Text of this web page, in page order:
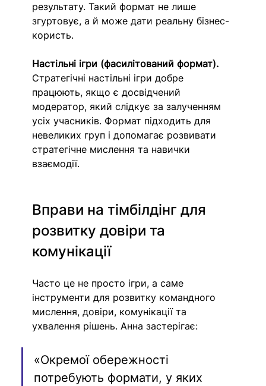
результату. Такий формат не лише
згуртовує, а й може дати реальну бізнес-
користь.
Настільні ігри (фасилітований формат).
Стратегічні настільні ігри добре
працюють, якщо є досвідчений
модератор, який слідкує за залученням
усіх учасників. Формат підходить для
невеликих груп і допомагає розвивати
стратегічне мислення та навички
взаємодії.
Вправи на тімбілдінг для
розвитку довіри та
комунікації
Часто це не просто ігри, а саме
інструменти для розвитку командного
мислення, довіри, комунікації та
ухвалення рішень. Анна застерігає:
«Окремої обережності
потребують формати, у яких